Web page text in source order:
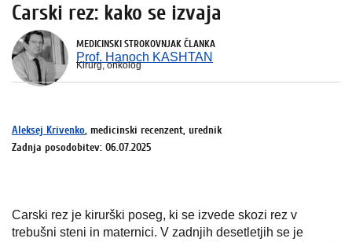
Carski rez: kako se izvaja
MEDICINSKI STROKOVNJAK ČLANKA
Prof. Hanoch KASHTAN
Kirurg, onkolog
Aleksej Krivenko, medicinski recenzent, urednik
Zadnja posodobitev: 06.07.2025
Carski rez je kirurški poseg, ki se izvede skozi rez v
trebušni steni in maternici. V zadnjih desetletjih se je